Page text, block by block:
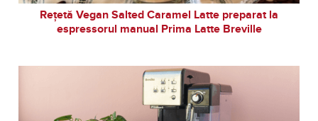
Rețetă Vegan Salted Caramel Latte preparat la
espressorul manual Prima Latte Breville